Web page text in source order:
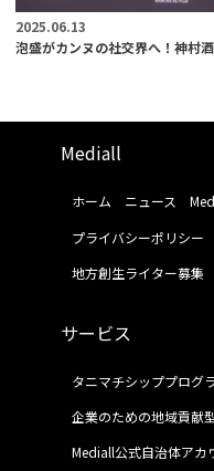
2025.06.13
泡盛がカンヌの社交界へ！神村
Mediall
ホーム ニュース
プライバシーポリシー
地方創生ライター募集
サービス
タニマチシッププログ
企業のための地域貢献
Mediall公式自治体アカ